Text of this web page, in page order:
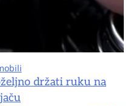
držati ruku na